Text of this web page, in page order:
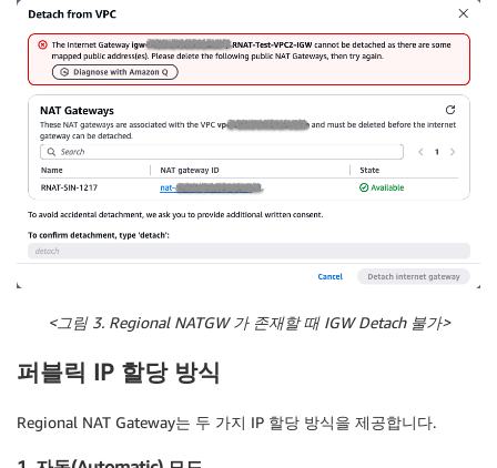
<그림 3. Regional NATGW가 존재할때 IGW Detach 불가>
퍼블릭 IP 할당 방식
Regional NAT Gateway는 두 가지 IP 할당 방식을 제공합니다.